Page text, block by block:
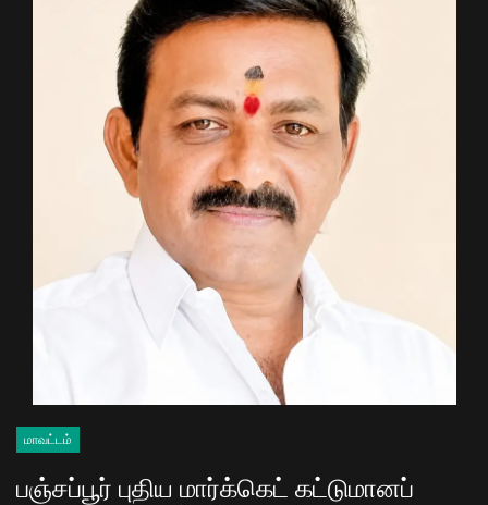
மாவட்டம்
பஞ்சப்பூர் புதிய மார்க்கெட் கட்டுமானப்